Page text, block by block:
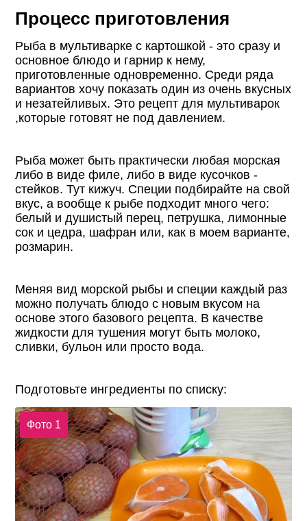
Процесс приготовления
Рыба в мультиварке с картошкой - это сразу и
основное блюдо и гарнир к нему,
приготовленные одновременно. Среди ряда
вариантов хочу показать один из очень вкусных
и незатейливых. Это рецепт для мультиварок
,которые готовят не под давлением.
Рыба может быть практически любая морская
либо в виде филе, либо в виде кусочков -
стейков. Тут кижуч. Специи подбирайте на свой
вкус, а вообще к рыбе подходит много чего:
белый и душистый перец, петрушка, лимонные
сок и цедра, шафран или, как в моем варианте,
розмарин.
Меняя вид морской рыбы и специи каждый раз
можно получать блюдо с новым вкусом на
основе этого базового рецепта. В качестве
жидкости для тушения могут быть молоко,
сливки, бульон или просто вода.
Подготовьте ингредиенты по списку:
Фото 1